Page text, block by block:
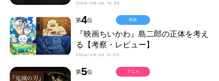
2026-08-06 16:30
第4位
『映画ちいかわ』島二郎の正体を考え
る【考察・レビュー】
2026-08-03 12:00
映画
第5位 アニメ